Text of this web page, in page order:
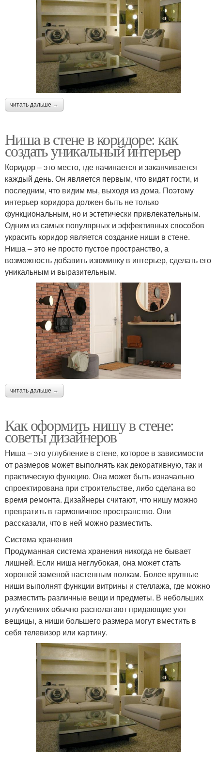
читать дальше →
Ниша в стене в коридоре: как
создать уникальный интерьер
Коридор – это место, где начинается и заканчивается
каждый день. Он является первым, что видят гости, и
последним, что видим мы, выходя из дома. Поэтому
интерьер коридора должен быть не только
функциональным, но и эстетически привлекательным.
Одним из самых популярных и эффективных способов
украсить коридор является создание ниши в стене.
Ниша – это не просто пустое пространство, а
возможность добавить изюминку в интерьер, сделать его
уникальным и выразительным.
читать дальше →
Как оформить нишу в стене:
советы дизайнеров
Ниша – это углубление в стене, которое в зависимости
от размеров может выполнять как декоративную, так и
практическую функцию. Она может быть изначально
спроектирована при строительстве, либо сделана во
время ремонта. Дизайнеры считают, что нишу можно
превратить в гармоничное пространство. Они
рассказали, что в ней можно разместить.
Система хранения
Продуманная система хранения никогда не бывает
лишней. Если ниша неглубокая, она может стать
хорошей заменой настенным полкам. Более крупные
ниши выполнят функции витрины и стеллажа, где можно
разместить различные вещи и предметы. В небольших
углублениях обычно располагают придающие уют
вещицы, а ниши большего размера могут вместить в
себя телевизор или картину.